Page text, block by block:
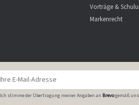
Vorträge &
Markenrecht
Ich stimme der Übertragung meiner Angaben an Brevogemäß